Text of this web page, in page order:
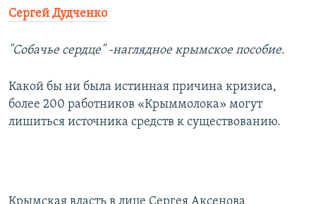
Сергей Дудченко
"Собачье сердце" -наглядное крымское пособие.
Какой бы ни была истинная причина кризиса,
более 200 работников «Крыммолока» могут
лишиться источника средств к существованию.